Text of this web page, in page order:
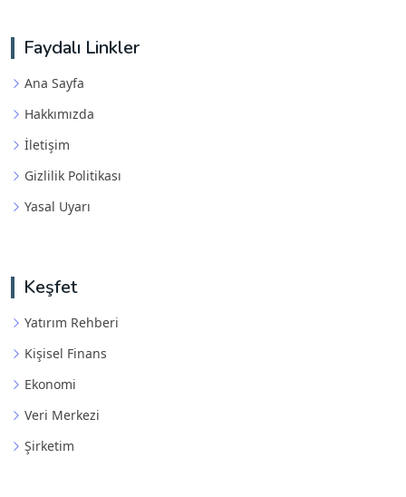
Faydalı Linkler
Ana Sayfa
Hakkımızda
İletişim
Gizlilik Politikası
Yasal Uyarı
Keşfet
Yatırım Rehberi
Kişisel Finans
Ekonomi
Veri Merkezi
Şirketim